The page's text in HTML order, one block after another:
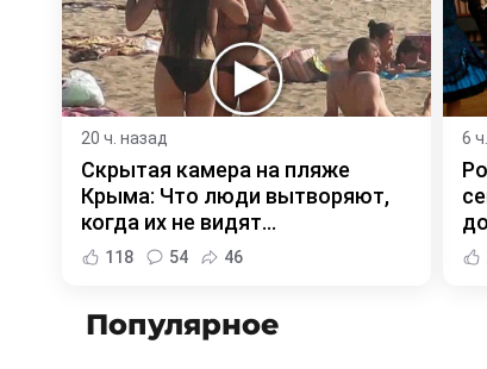
20 ч. назад
Скрытая камера на пляже
Крыма: Что люди вытворяют,
когда их не видят...
118 54 46
6
Популярное